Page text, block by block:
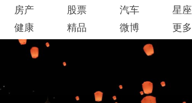
房产 股票 汽车
星座
健康 精品 微博 更多